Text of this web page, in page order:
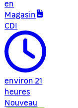
en
Magasin
CDI
environ 21
heures
Nouveau